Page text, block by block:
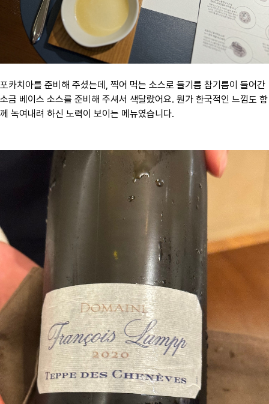
포카치아를 준비해 주셨는데, 찍어 먹는 소스로 들기름 참기름이 들어간
소금 베이스 소스를 준비해 주셔서 색달랐어요. 뭔가 한국적인 느낌도 함
께 녹여내려 하신 노력이 보이는 메뉴였습니다.